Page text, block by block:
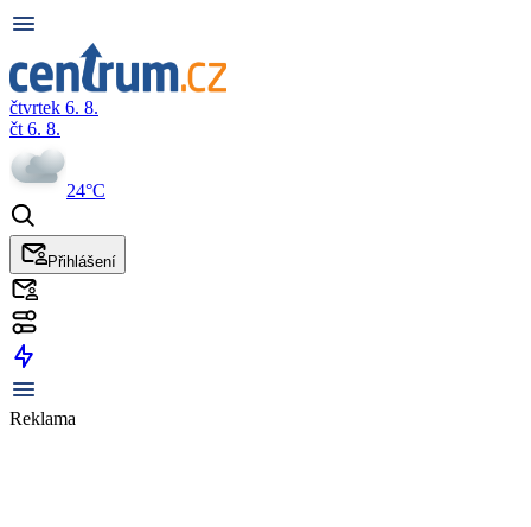
čtvrtek 6. 8.
čt 6. 8.
24°C
Přihlášení
Reklama